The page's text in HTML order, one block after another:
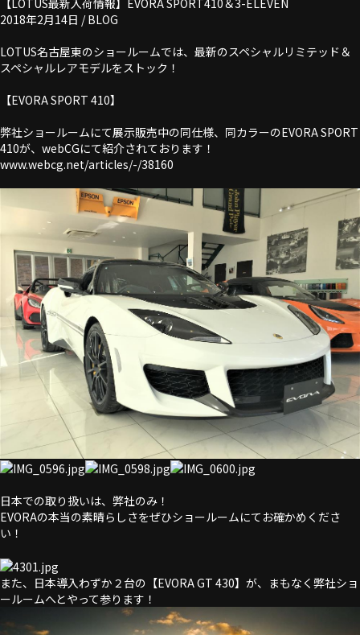
2018年2月14日 /BLOG
LOTUS名古屋東のショールームでは、最新のスペシャルリミテッド＆
スペシャルレアモデルをストック！
【EVORA SPORT 410】
弊社ショールームにて展示販売中の同仕様、同カラーのEVORA SPORT
410が、webCGにて紹介されております！
www.webcg.net/articles/-/38160
日本での取り扱いは、弊社のみ！
EVORAの本当の素晴らしさをぜひショールームにてお確かめくださ
い！
また、日本導入わずか２台の【EVORA GT 430】が、まもなく弊社ショ
ールームへとやって参ります！